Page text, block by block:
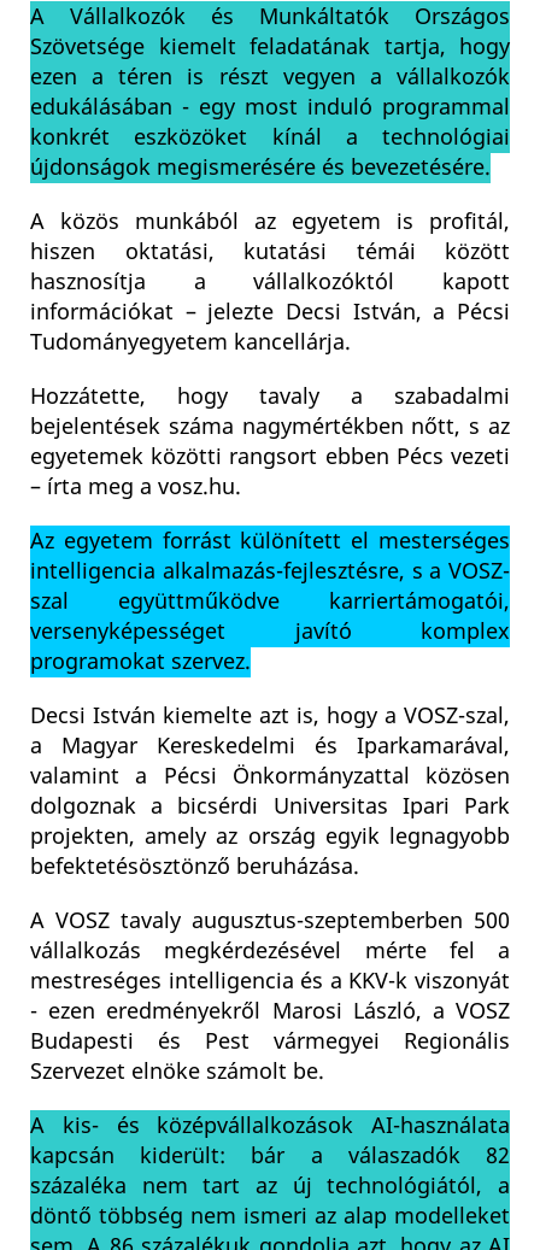
A Vállalkozók és Munkáltatók Országos
Szövetsége kiemelt feladatának tartja, hogy
ezen a téren is részt vegyen a vállalkozók
edukálásában - egy most induló programmal
konkrét eszközöket kínál a technológiai
újdonságok megismerésére és bevezetésére.
A közös munkából az egyetem is profitál,
hiszen oktatási, kutatási témái között
hasznosítja a vállalkozóktól kapott
információkat – jelezte Decsi István, a Pécsi
Tudományegyetem kancellárja.
Hozzátette, hogy tavaly a szabadalmi
bejelentések száma nagymértékben nőtt, s az
egyetemek közötti rangsort ebben Pécs vezeti
– írta meg a vosz.hu.
Az egyetem forrást különített el mesterséges
intelligencia alkalmazás-fejlesztésre, s a VOSZ-
szal együttműködve karriertámogatói,
versenyképességet javító komplex
programokat szervez.
Decsi István kiemelte azt is, hogy a VOSZ-szal,
a Magyar Kereskedelmi és Iparkamarával,
valamint a Pécsi Önkormányzattal közösen
dolgoznak a bicsérdi Universitas Ipari Park
projekten, amely az ország egyik legnagyobb
befektetésösztönző beruházása.
A VOSZ tavaly augusztus-szeptemberben 500
vállalkozás megkérdezésével mérte fel a
mestreséges intelligencia és a KKV-k viszonyát
- ezen eredményekről Marosi László, a VOSZ
Budapesti és Pest vármegyei Regionális
Szervezet elnöke számolt be.
A kis- és középvállalkozások AI-használata
kapcsán kiderült: bár a válaszadók 82
százaléka nem tart az új technológiától, a
döntő többség nem ismeri az alap modelleket